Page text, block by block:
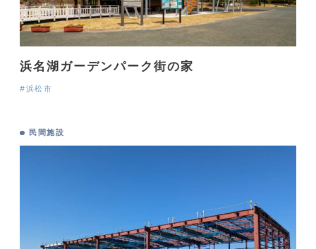
浜名湖ガーデンパーク街の家
#浜松市
民間施設